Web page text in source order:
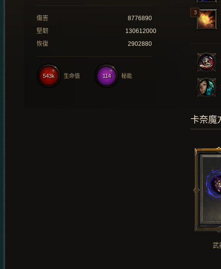
傷害
8776890
堅韌
130612000
恢復
2902880
114 秘能
543k 生命值
卡奈魔
武